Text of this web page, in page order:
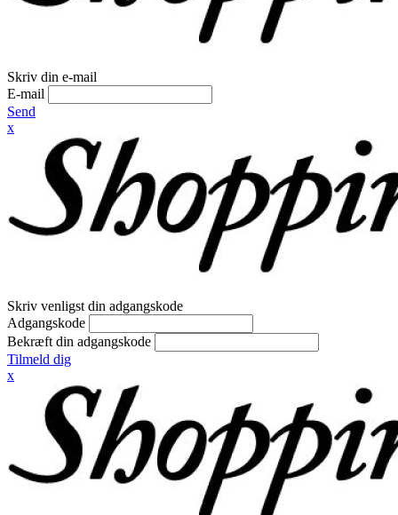
Skriv din e-mail
E-mail
Send
x
Skriv venligst din adgangskode
Adgangskode
Bekræft din adgangskode
Tilmeld dig
x